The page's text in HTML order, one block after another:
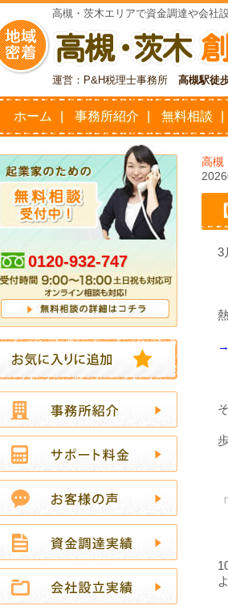
高槻・茨木エリアで資金調達や会社
運営：P&H税理士事務所 高槻駅徒
ホーム 事務所紹介 無料相談
高槻
3
0120-932-747